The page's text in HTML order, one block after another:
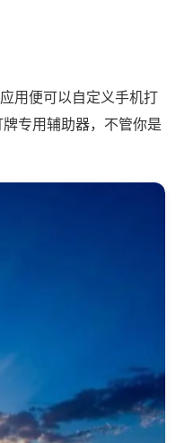
用便可以自定义手机打
专用辅助器，不管你是